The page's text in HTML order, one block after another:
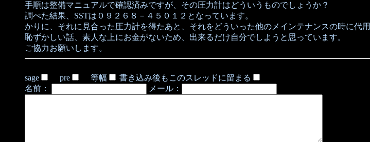
手順は整備マニュアルで確認済みですが、その圧力計はどういうものでしょうか？
調べた結果、SSTは０９２６８－４５０１２となっています。
かりに、それに見合った圧力計を得たあと、それをどういった他のメインテナンスの時に代
恥ずかしい話、素人な上にお金がないため、出来るだけ自分でしようと思っています。
ご協力お願いします。
sage pre 等幅
書き込み後もこのスレッドに留まる
名前：
メール：